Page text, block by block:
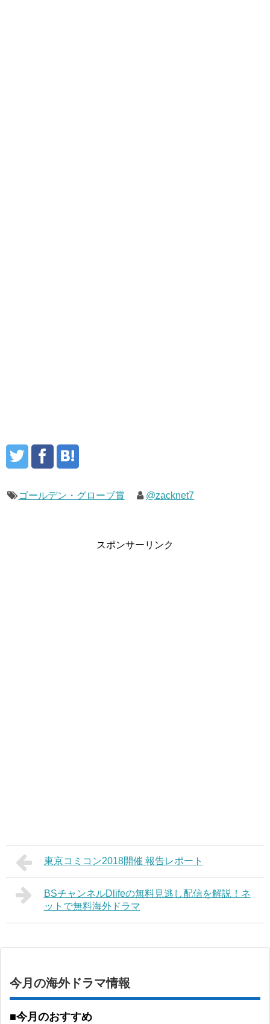
ゴールデン・グローブ賞 @zacknet7
スポンサーリンク
東京コミコン2018開催 報告レポート
BSチャンネルDlifeの無料見逃し配信を解説！ネ
ットで無料海外ドラマ
今月の海外ドラマ情報
■今月のおすすめ